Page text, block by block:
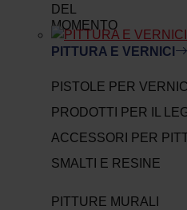
PITTURA E VERNICI
PISTOLE PER
PRODOTTI PER IL
ACCESSORI PER
SMALTI E RESINE
PITTURE MURALI